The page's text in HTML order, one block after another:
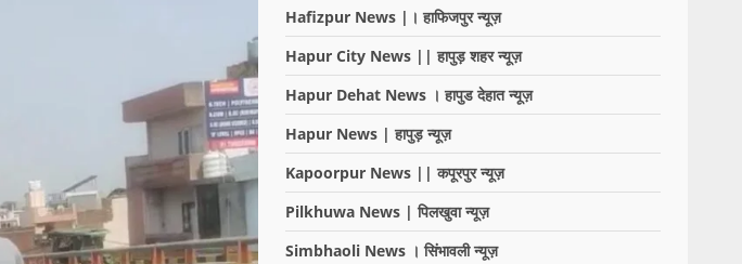
Hafizpur News |। हाफिजपुर न्यूज़
Hapur City News || हापुड़ शहर न्यूज़
Hapur Dehat News । हापुड देहात न्यूज़
Hapur News | हापुड़ न्यूज़
Kapoorpur News || कपूरपुर न्यूज़
Pilkhuwa News | पिलखुवा न्यूज़
Simbhaoli News । सिंभावली न्यूज़